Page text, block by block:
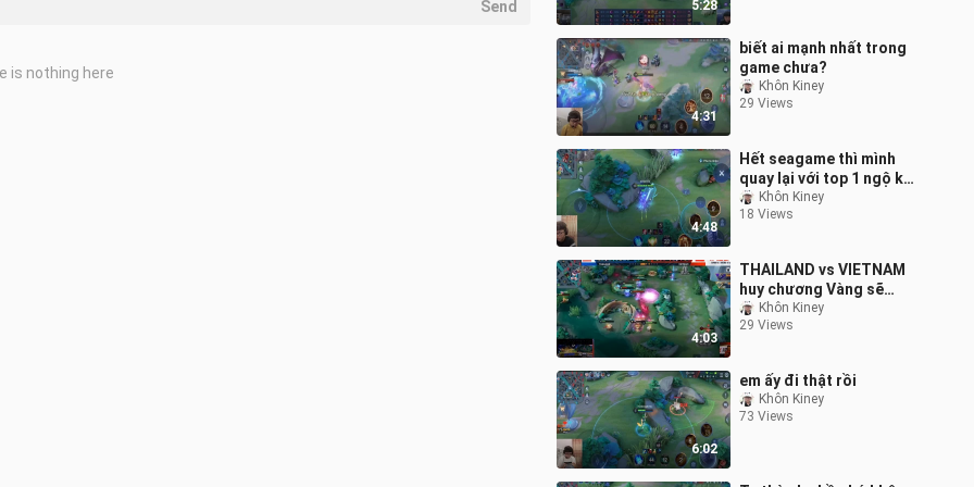
5:28
4:31
biết ai mạnh nhất trong
game chưa?
Khôn Kiney
29 Views
4:48
Hết seagame thì mình
quay lại với top 1 ngộ khỉ
nha P8
Khôn Kiney
18 Views
4:03
THAILAND vs VIETNAM
huy chương Vàng sẽ
thuộc về ai P10
Khôn Kiney
29 Views
6:02
em ấy đi thật rồi
Khôn Kiney
73 Views
Send
is nothing here